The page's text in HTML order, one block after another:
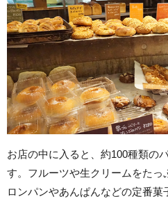
お店の中に入ると、約100種類の
す。フルーツや生クリームをたっ
ロンパンやあんぱんなどの定番菓